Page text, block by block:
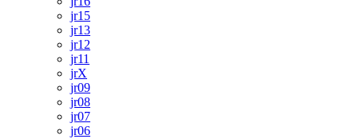
jr15
jr13
jr12
jr11
jrX
jr09
jr08
jr07
jr06